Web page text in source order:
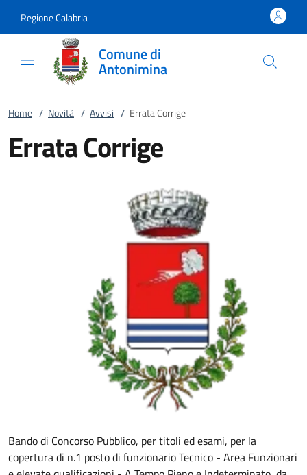
Regione Calabria
Comune di
Antonimina
Home / Novità / Avvisi / Errata Corrige
Errata Corrige
Bando di Concorso Pubblico, per titoli ed esami, per la
copertura di n.1 posto di funzionario Tecnico - Area Funzionari